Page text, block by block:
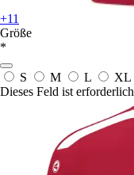
+11
Größe
*
S M L XL
Dieses Feld ist erforderlich